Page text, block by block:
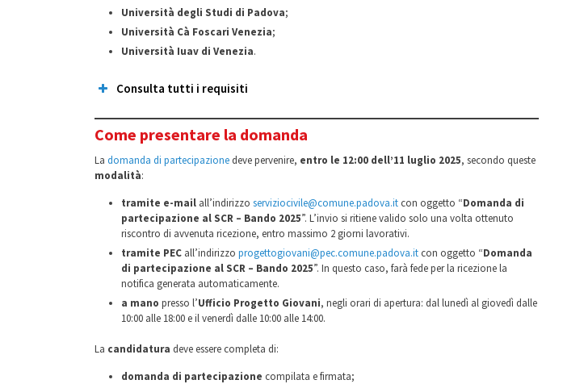
Università degli Studi di Padova;
Università Cà Foscari Venezia;
Università Iuav di Venezia.
Consulta tutti i requisiti
residenti o domiciliate/i in Veneto
non aver riportato condanna
Come presentare la domanda
La domanda di partecipazione deve pervenire, entro le 12:00 dell’11 luglio 2025, secondo queste
modalità:
tramite e-mail all’indirizzo serviziocivile@comune.padova.itcon oggetto “Domanda di
partecipazione al SCR – Bando 2025”. L’invio si ritiene valido solo una volta ottenuto
riscontro di avvenuta ricezione, entro massimo 2 giorni lavorativi.
tramite PEC all’indirizzo progettogiovani@pec.comune.padova.itcon oggetto “Domanda
di partecipazione al SCR – Bando 2025”. In questo caso, farà fede per la ricezione la
notifica generata automaticamente.
a mano presso l’Ufficio Progetto Giovani, negli orari di apertura: dal lunedì al giovedì dalle
10:00 alle 18:00 e il venerdì dalle 10:00 alle 14:00.
La candidatura deve essere completa di:
domanda di partecipazione compilata e firmata;